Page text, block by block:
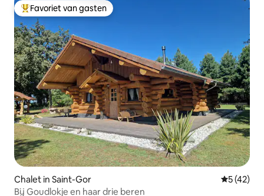
Topfavoriet van gasten
Favoriet van gasten
Chalet in Saint-Gor
5 (42)
Bij Goudlokje en haar drie beren